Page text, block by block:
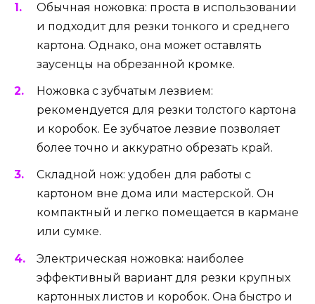
Обычная ножовка: проста в использовании
и подходит для резки тонкого и среднего
картона. Однако, она может оставлять
заусенцы на обрезанной кромке.
Ножовка с зубчатым лезвием:
рекомендуется для резки толстого картона
и коробок. Ее зубчатое лезвие позволяет
более точно и аккуратно обрезать край.
Складной нож: удобен для работы с
картоном вне дома или мастерской. Он
компактный и легко помещается в кармане
или сумке.
Электрическая ножовка: наиболее
эффективный вариант для резки крупных
картонных листов и коробок. Она быстро и